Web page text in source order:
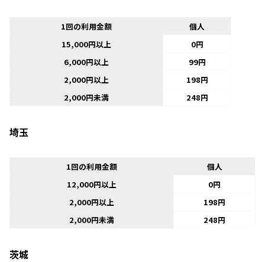
1回の利用金額
個人
15,000円以上
0円
6,000円以上
99円
2,000円以上
198円
2,000円未満
248円
埼玉
1回の利用金額
個人
12,000円以上
0円
2,000円以上
198円
2,000円未満
248円
茨城